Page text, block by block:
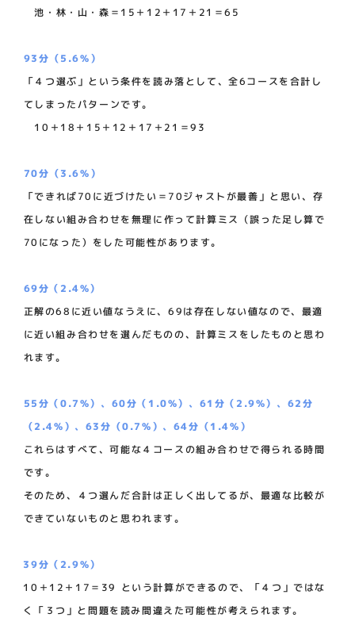
池・林・山・森＝15＋12＋17＋21＝65
93分（5.6%）
「４つ選ぶ」という条件を読み落として、全6コースを合計し
てしまったパターンです。
10＋18＋15＋12＋17＋21＝93
70分（3.6%）
「できれば70に近づけたい＝70ジャストが最善」と思い、存
在しない組み合わせを無理に作って計算ミス（誤った足し算で
70になった）をした可能性があります。
69分（2.4%）
正解の68に近い値なうえに、69は存在しない値なので、最適
に近い組み合わせを選んだものの、計算ミスをしたものと思わ
れます。
55分（0.7%）、60分（1.0%）、61分（2.9%）、62分
（2.4%）、63分（0.7%）、64分（1.4%）
これらはすべて、可能な４コースの組み合わせで得られる時間
です。
そのため、４つ選んだ合計は正しく出してるが、最適な比較が
できていないものと思われます。
39分（2.9%）
10＋12＋17＝39 という計算ができるので、「４つ」ではな
く「３つ」と問題を読み間違えた可能性が考えられます。